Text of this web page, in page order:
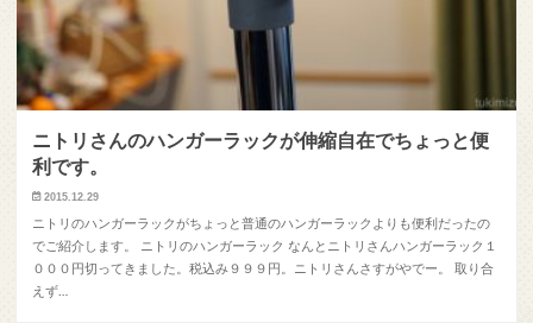
ニトリさんのハンガーラックが伸縮自在でちょっと便
利です。
2015.12.29
ニトリのハンガーラックがちょっと普通のハンガーラックよりも便利だったの
でご紹介します。 ニトリのハンガーラック なんとニトリさんハンガーラック１
０００円切ってきました。税込み９９９円。ニトリさんさすがやでー。 取り合
えず…